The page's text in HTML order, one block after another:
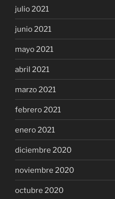
julio 2021
junio 2021
mayo 2021
abril 2021
marzo 2021
febrero 2021
enero 2021
diciembre 2020
noviembre 2020
octubre 2020